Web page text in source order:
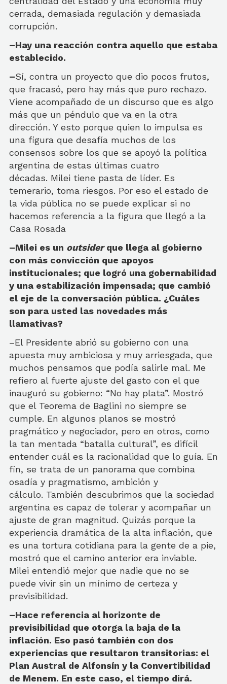
cerrada, demasiada regulación y demasiada
corrupción.
–Hay una reacción contra aquello que estaba
establecido.
–Sí, contra un proyecto que dio pocos frutos,
que fracasó, pero hay más que puro rechazo.
Viene acompañado de un discurso que es algo
más que un péndulo que va en la otra
dirección. Y esto porque quien lo impulsa es
una figura que desafía muchos de los
consensos sobre los que se apoyó la política
argentina de estas últimas cuatro
décadas. Milei tiene pasta de líder. Es
temerario, toma riesgos. Por eso el estado de
la vida pública no se puede explicar si no
hacemos referencia a la figura que llegó a la
Casa Rosada
–Milei es un outsiderque llega al gobierno
con más convicción que apoyos
institucionales; que logró una gobernabilidad
y una estabilización impensada; que cambió
el eje de la conversación pública. ¿Cuáles
son para usted las novedades más
llamativas?
–El Presidente abrió su gobierno con una
apuesta muy ambiciosa y muy arriesgada, que
muchos pensamos que podía salirle mal. Me
refiero al fuerte ajuste del gasto con el que
inauguró su gobierno: “No hay plata”. Mostró
que el Teorema de Baglini no siempre se
cumple. En algunos planos se mostró
pragmático y negociador, pero en otros, como
la tan mentada “batalla cultural”, es difícil
entender cuál es la racionalidad que lo guía. En
fin, se trata de un panorama que combina
osadía y pragmatismo, ambición y
cálculo. También descubrimos que la sociedad
argentina es capaz de tolerar y acompañar un
ajuste de gran magnitud. Quizás porque la
experiencia dramática de la alta inflación, que
es una tortura cotidiana para la gente de a pie,
mostró que el camino anterior era inviable.
Milei entendió mejor que nadie que no se
puede vivir sin un mínimo de certeza y
previsibilidad.
–Hace referencia al horizonte de
previsibilidad que otorga la baja de la
inflación. Eso pasó también con dos
experiencias que resultaron transitorias: el
Plan Austral de Alfonsín y la Convertibilidad
de Menem. En este caso, el tiempo dirá.